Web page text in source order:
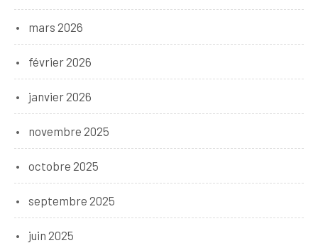
mars 2026
février 2026
janvier 2026
novembre 2025
octobre 2025
septembre 2025
juin 2025